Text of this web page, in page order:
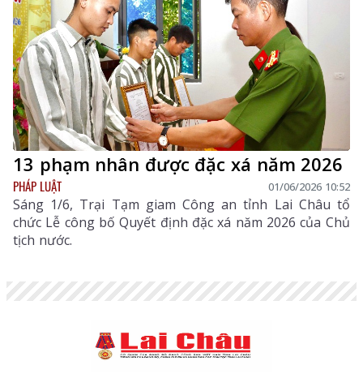
13 phạm nhân được đặc xá năm 2026
PHÁP LUẬT 01/06/2026 10:52
Sáng 1/6, Trại Tạm giam Công an tỉnh Lai Châu tổ
chức Lễ công bố Quyết định đặc xá năm 2026 của Chủ
tịch nước.